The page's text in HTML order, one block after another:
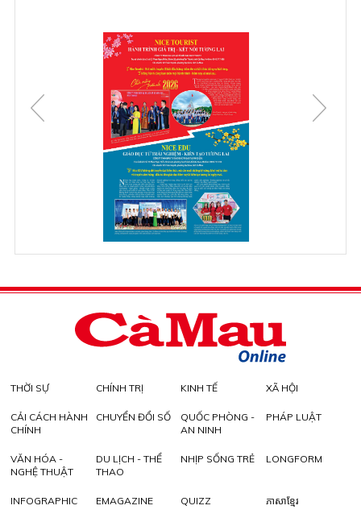
THỜI SỰ CHÍNH TRỊ KINH TẾ XÃ HỘI
CẢI CÁCH HÀNH
CHÍNH
CHUYỂN ĐỔI SỐ
QUỐC PHÒNG -
AN NINH
PHÁP LUẬT
VĂN HÓA -
NGHỆ THUẬT
DU LỊCH - THỂ
THAO
NHỊP SỐNG TRẺ LONGFORM
INFOGRAPHIC EMAGAZINE QUIZZ ភាសាខ្មែរ